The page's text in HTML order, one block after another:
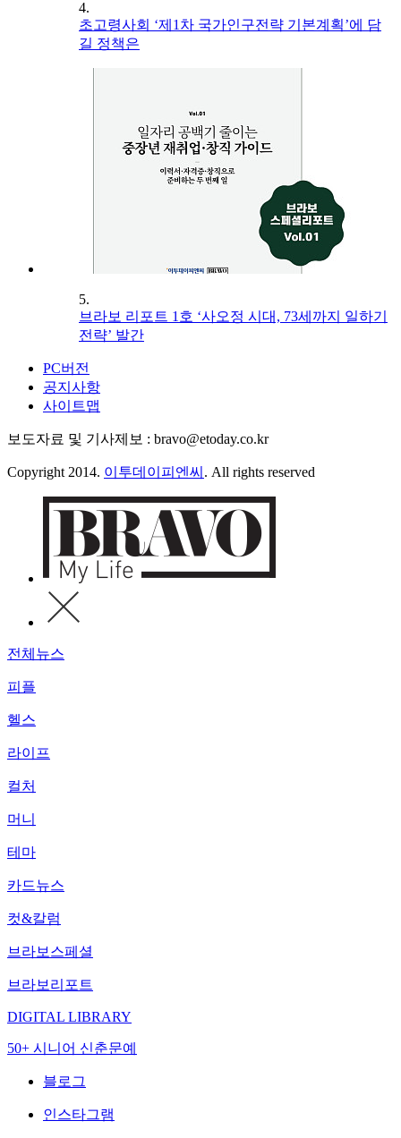
4.
초고령사회 ‘제1차 국가인구전략 기본계획’에 담
길 정책은
5.
브라보 리포트 1호 ‘사오정 시대, 73세까지 일하기
전략’ 발간
PC버전
공지사항
사이트맵
보도자료 및 기사제보 : bravo@etoday.co.kr
Copyright 2014. 이투데이피엔씨 . All rights reserved
전체뉴스
피플
헬스
라이프
컬처
머니
테마
카드뉴스
컷&칼럼
브라보스페셜
브라보리포트
DIGITAL LIBRARY
50+ 시니어 신춘문예
블로그
인스타그램